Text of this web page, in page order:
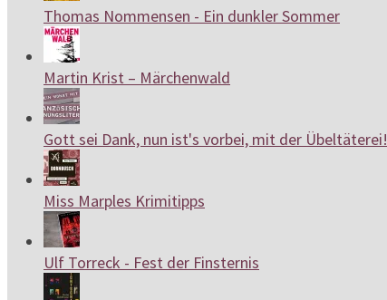
Thomas Nommensen - Ein dunkler Sommer
Martin Krist – Märchenwald
Gott sei Dank, nun ist's vorbei, mit der Übeltäterei!
Miss Marples Krimitipps
Ulf Torreck - Fest der Finsternis